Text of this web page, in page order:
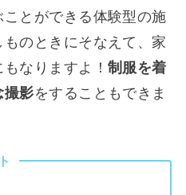
とができる体験型の施
のときにそなえて、家
なりますよ！制服を着
撮影をすることもできま